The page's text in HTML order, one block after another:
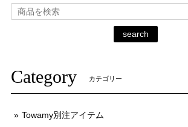
search
Category カテゴリー
Towamy別注アイテム